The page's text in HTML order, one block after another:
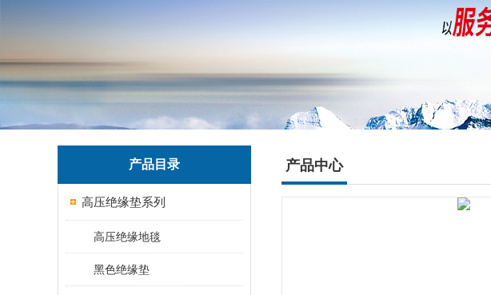
产品目录
高压绝缘垫系列
高压绝缘地毯
黑色绝缘垫
产品中心